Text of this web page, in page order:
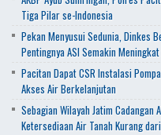
Tiga Pilar se-Indonesia
Pekan Menyusui Sedunia, Dinkes
Pentingnya ASI Semakin Meningkat
Pacitan Dapat CSR Instalasi
Akses Air Berkelanjutan
Sebagian Wilayah Jatim
Ketersediaan Air Tanah Kurang